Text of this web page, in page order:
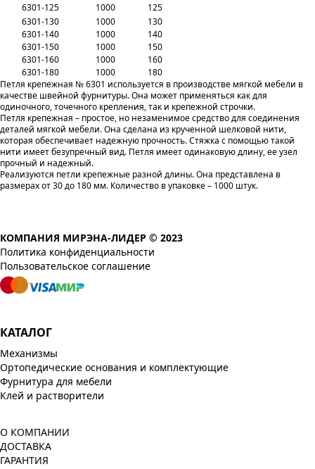
6301-125
1000
125
6301-130
1000
130
6301-140
1000
140
6301-150
1000
150
6301-160
1000
160
6301-180
1000
180
Петля крепежная № 6301 используется в производстве мягкой мебели в
качестве швейной фурнитуры. Она может применяться как для
одиночного, точечного крепления, так и крепежной строчки.
Петля крепежная – простое, но незаменимое средство для соединения
деталей мягкой мебели. Она сделана из крученной шелковой нити,
которая обеспечивает надежную прочность. Стяжка с помощью такой
нити имеет безупречный вид. Петля имеет одинаковую длину, ее узел
прочный и надежный.
Реализуются петли крепежные разной длины. Она представлена в
размерах от 30 до 180 мм. Количество в упаковке – 1000 штук.
КОМПАНИЯ МИРЭНА-ЛИДЕР © 2023
Политика конфиденциальности
Пользовательское соглашение
КАТАЛОГ
Механизмы
Ортопедические основания и комплектующие
Фурнитура для мебели
Клей и растворители
О КОМПАНИИ
ДОСТАВКА
ГАРАНТИЯ